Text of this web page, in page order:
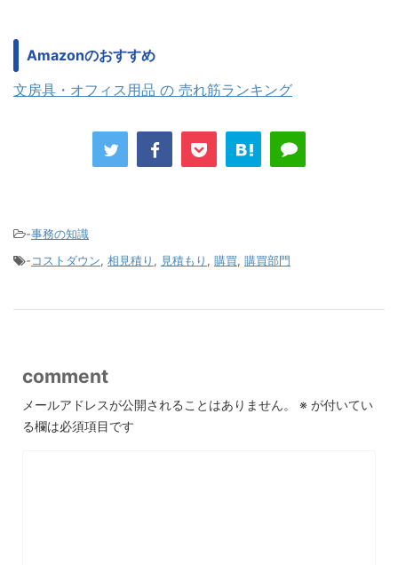
Amazonのおすすめ
文房具・オフィス用品 の 売れ筋ランキング
-事務の知識
-コストダウン, 相見積り , 見積もり , 購買, 購買部門
comment
メールアドレスが公開されることはありません。 ※ が付いてい
る欄は必須項目です